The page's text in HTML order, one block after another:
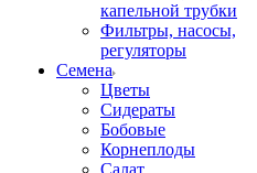
капельной трубки
Фильтры, насосы,
регуляторы
Семена
Цветы
Сидераты
Бобовые
Корнеплоды
Салат